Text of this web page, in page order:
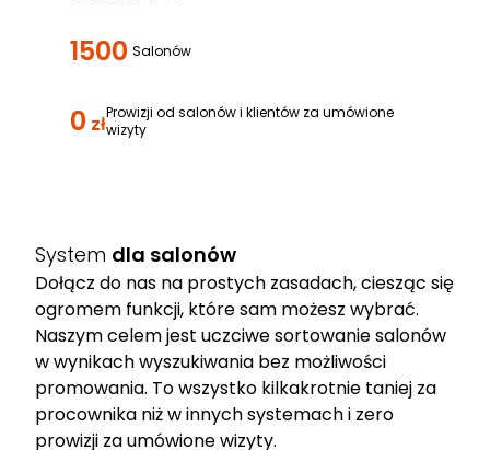
1500 Salonów
0 złProwizji od salonów i klientów za umówione
wizyty
System dla salonów
Dołącz do nas na prostych zasadach, ciesząc się
ogromem funkcji, które sam możesz wybrać.
Naszym celem jest uczciwe sortowanie salonów
w wynikach wyszukiwania bez możliwości
promowania. To wszystko kilkakrotnie taniej za
procownika niż w innych systemach i zero
prowizji za umówione wizyty.